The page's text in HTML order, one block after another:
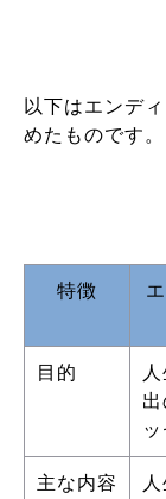
以下はエンデ
めたものです。
特徴
目的
主な内容